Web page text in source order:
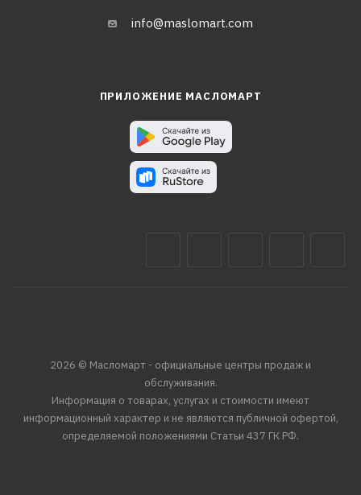
info@maslomart.com
ПРИЛОЖЕНИЕ МАСЛОМАРТ
2026 © Масломарт - официальные центры продаж и
обслуживания.
Информация о товарах, услугах и стоимости имеют
информационный характер и не являются публичной офертой,
определяемой положениями Статьи 437 ГК РФ.